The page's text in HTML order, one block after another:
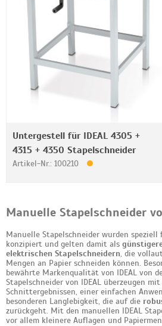
Untergestell für IDEAL 4305 +
4315 + 4350 Stapelschneider
Artikel-Nr.: 100210
Manuelle Stapelschneider
Manuelle Stapelschneider wurden speziell
konzipiert und gelten damit als
elektrischen Stapelschneidern, die
Mengen an Papier schneiden können.
bewährte Markenqualität von IDEAL von
Stapelschneider von IDEAL überzeugen mit
Schnittergebnissen, einer einfachen
besonderen Langlebigkeit, die auf die
zurückgeht. Mit den manuellen IDEAL
vor allem kleinere Auflagen und